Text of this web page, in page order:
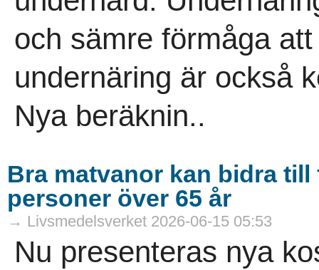
och sämre förmåga
undernäring är också
Nya beräknin..
Bra matvanor kan bidra
personer över 65 år
→ Livsmedelsverket 2026-06-15 05:53
Nu presenteras nya